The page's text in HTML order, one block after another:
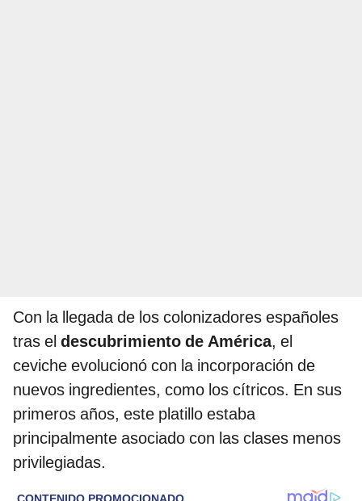
Con la llegada de los colonizadores españoles
tras el descubrimiento de América, el
ceviche evolucionó con la incorporación de
nuevos ingredientes, como los cítricos. En sus
primeros años, este platillo estaba
principalmente asociado con las clases menos
privilegiadas.